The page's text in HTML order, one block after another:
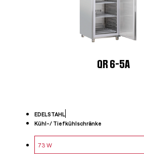
QR 6-5A
EDELSTAHL
Kühl-/ Tiefkühlschränke
73 W